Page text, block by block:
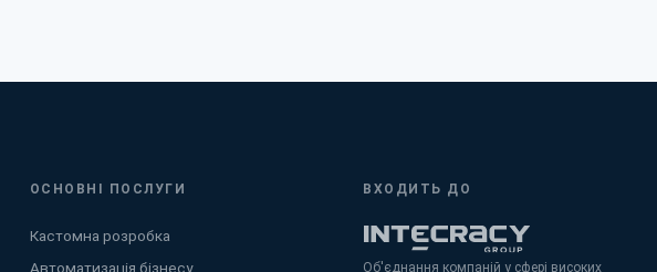
ОСНОВНІ ПОСЛУГИ
Кастомна розробка
Автоматизація бізнесу
ВХОДИТЬ ДО
Об'єднання компаній у сфері високих